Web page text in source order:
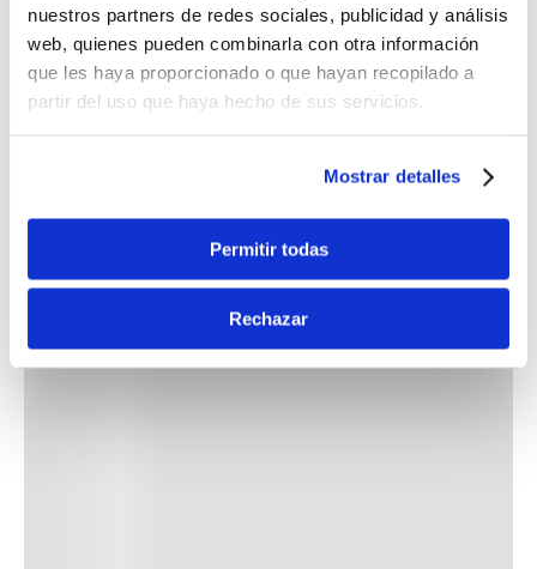
nuestros partners de redes sociales, publicidad y análisis
web, quienes pueden combinarla con otra información
que les haya proporcionado o que hayan recopilado a
partir del uso que haya hecho de sus servicios.
Mostrar detalles
Permitir todas
Rechazar